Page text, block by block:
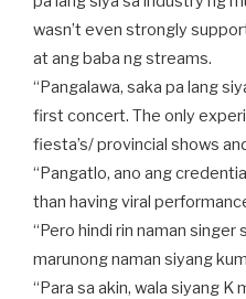
wasn’t even strongly
at ang baba ng streams.
“Pangalawa, saka pa lang
first concert. The only
fiesta’s/ provincial shows
“Pangatlo, ano ang
than having viral
“Pero hindi rin naman singer
marunong naman siyang
“Para sa akin, wala siyang K